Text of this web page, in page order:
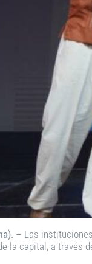
– Las
la capital, a